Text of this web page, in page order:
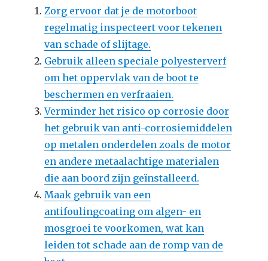
Zorg ervoor dat je de motorboot
regelmatig inspecteert voor tekenen
van schade of slijtage.
Gebruik alleen speciale polyesterverf
om het oppervlak van de boot te
beschermen en verfraaien.
Verminder het risico op corrosie door
het gebruik van anti-corrosiemiddelen
op metalen onderdelen zoals de motor
en andere metaalachtige materialen
die aan boord zijn geïnstalleerd.
Maak gebruik van een
antifoulingcoating om algen- en
mosgroei te voorkomen, wat kan
leiden tot schade aan de romp van de